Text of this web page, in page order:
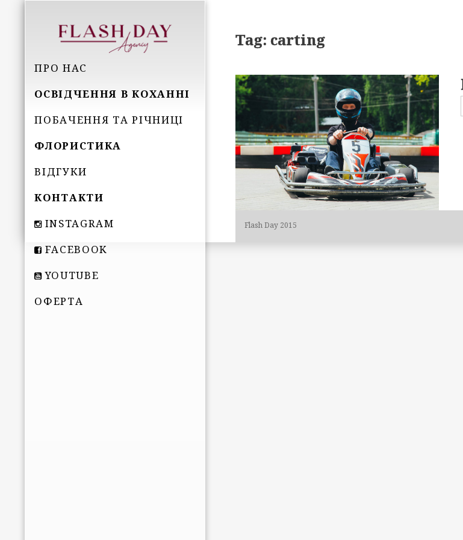
ПРО НАС
ОСВІДЧЕННЯ В КОХАННІ
ПОБАЧЕННЯ ТА РІЧНИЦІ
ФЛОРИСТИКА
ВІДГУКИ
КОНТАКТИ
INSTAGRAM
FACEBOOK
YOUTUBE
ОФЕРТА
Tag: carting
Flash Day 2015